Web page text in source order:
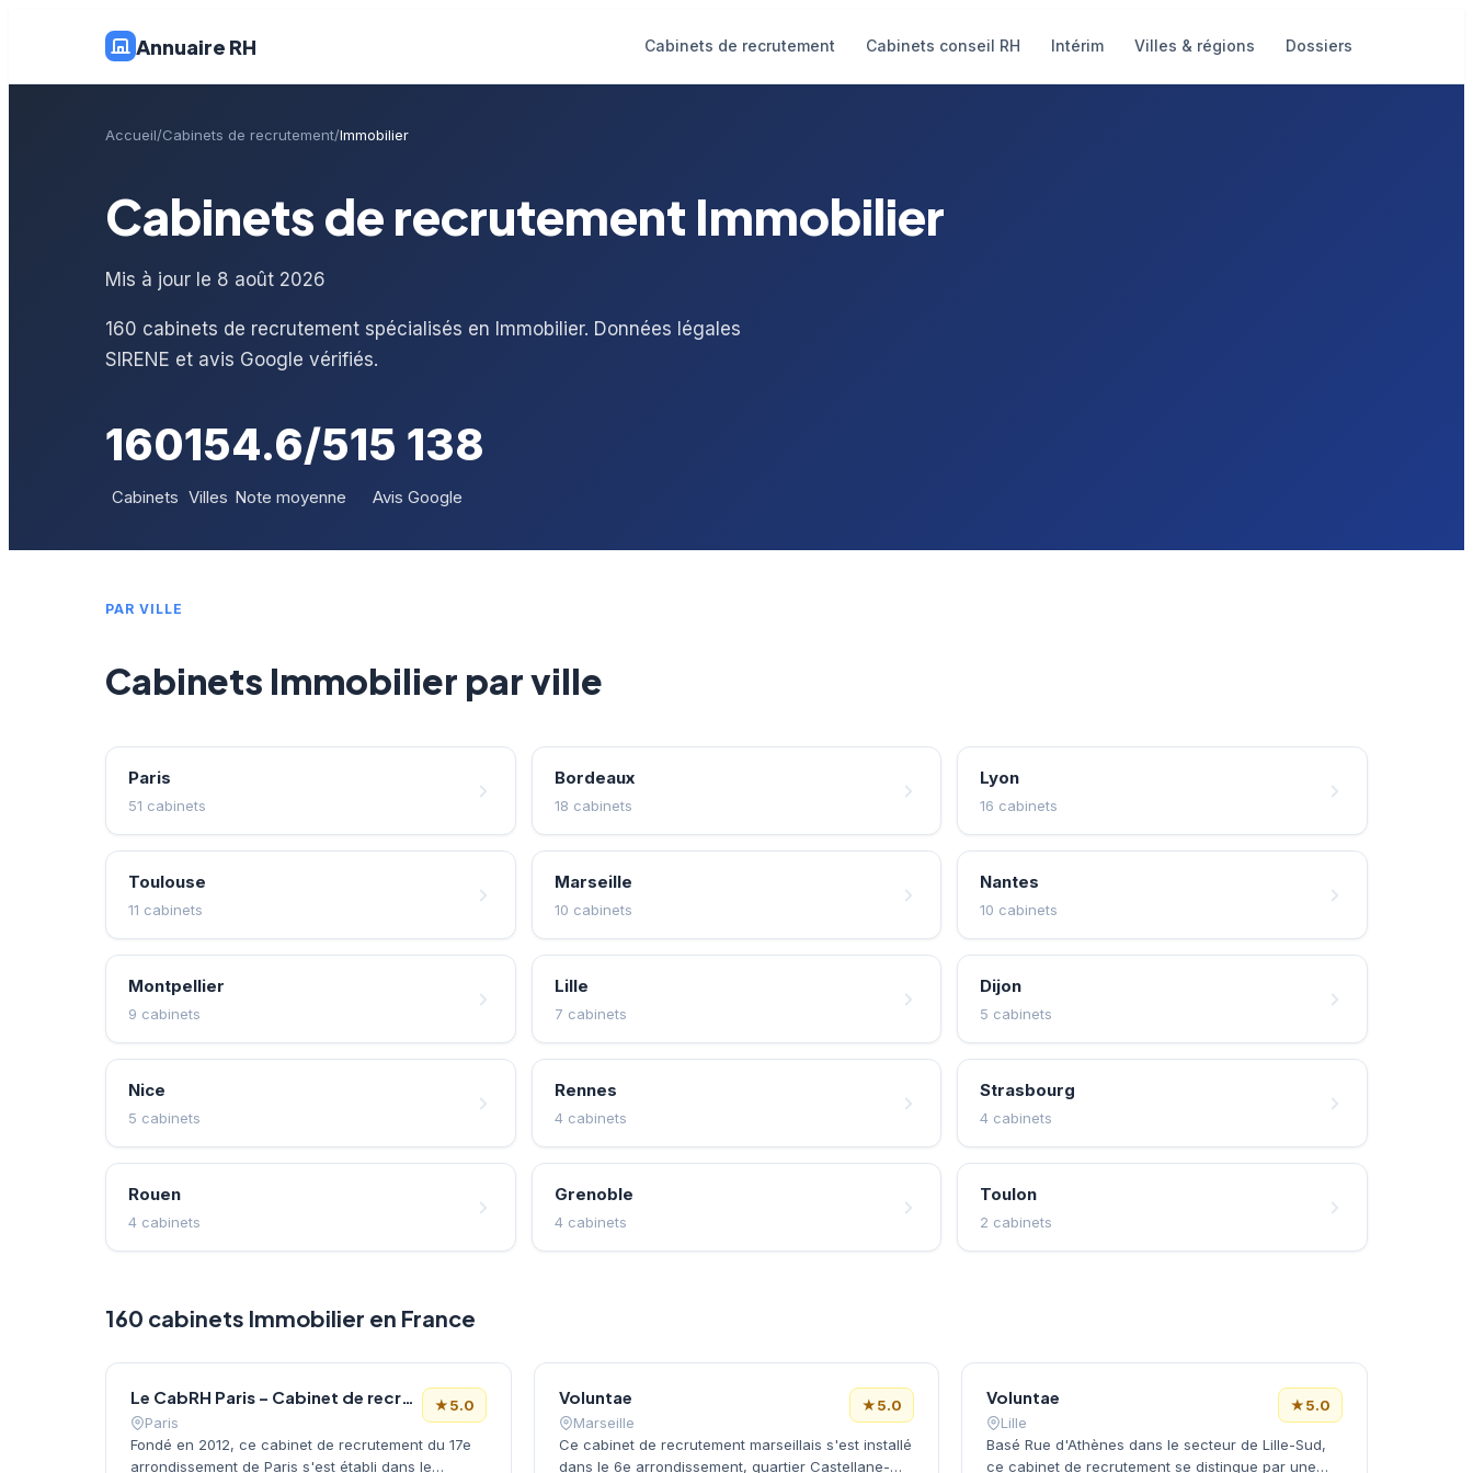
Annuaire RH Cabinets de recrutement Cabinets conseil RH Intérim Villes & régions Dossiers
Accueil Cabinets de recrutement Immobilier
Cabinets de recrutement Immobilier
Mis à jour le 8 août 2026
160 cabinets de recrutement spécialisés en Immobilier. Données légales
SIRENE et avis Google vérifiés.
160
Cabinets
15
Villes
4.6/5
Note moyenne
15 138
Avis Google
PAR VILLE
Cabinets Immobilier par ville
Paris
51 cabinets
Bordeaux
18 cabinets
Lyon
16 cabinets
Toulouse
11 cabinets
Marseille
10 cabinets
Nantes
10 cabinets
Montpellier
9 cabinets
Lille
7 cabinets
Dijon
5 cabinets
Nice
5 cabinets
Rennes
4 cabinets
Strasbourg
4 cabinets
Rouen
4 cabinets
Grenoble
4 cabinets
Toulon
2 cabinets
160 cabinets Immobilier en France
Le CabRH Paris – Cabinet de recrutement
Paris
★5.0
Fondé en 2012, ce cabinet de recrutement du 17e
arrondissement de Paris s'est établi dans le
Voluntae
Marseille
★5.0
Ce cabinet de recrutement marseillais s'est installé
dans le 6e arrondissement, quartier Castellane-
Voluntae
Lille
★5.0
Basé Rue d'Athènes dans le secteur de Lille-Sud,
ce cabinet de recrutement se distingue par une